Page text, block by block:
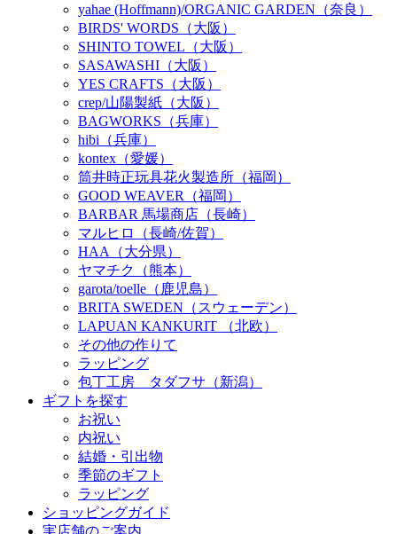
yahae (Hoffmann)/ORGANIC GARDEN（奈良）
BIRDS' WORDS（大阪）
SHINTO TOWEL（大阪）
SASAWASHI（大阪）
YES CRAFTS（大阪）
crep/山陽製紙（大阪）
BAGWORKS（兵庫）
hibi（兵庫）
kontex（愛媛）
筒井時正玩具花火製造所（福岡）
GOOD WEAVER（福岡）
BARBAR 馬場商店（長崎）
マルヒロ（長崎/佐賀）
HAA（大分県）
ヤマチク（熊本）
garota/toelle（鹿児島）
BRITA SWEDEN（スウェーデン）
LAPUAN KANKURIT （北欧）
その他の作りて
ラッピング
包丁工房 タダフサ（新潟）
ギフトを探す
お祝い
内祝い
結婚・引出物
季節のギフト
ラッピング
ショッピングガイド